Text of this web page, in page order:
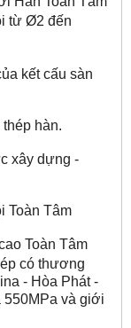
từ Ø2 đến
kết cấu sàn
hàn.
xây dựng -
Toàn Tâm
Toàn Tâm
có thương
- Hòa Phát -
550MPa và giới